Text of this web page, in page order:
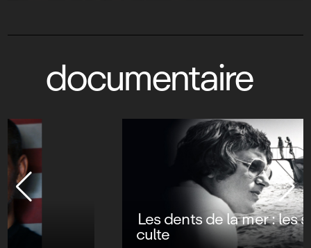
documentaire
Les dents de la mer : les secrets d’un film
culte